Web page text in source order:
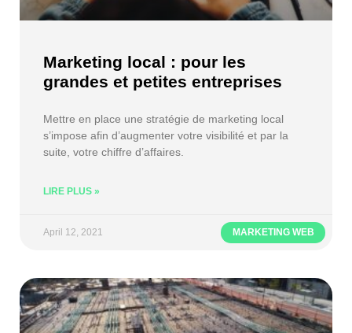
MARKETING WEB
Marketing local : pour les
grandes et petites entreprises
Mettre en place une stratégie de marketing local
s’impose afin d’augmenter votre visibilité et par la
suite, votre chiffre d’affaires.
LIRE PLUS »
April 12, 2021